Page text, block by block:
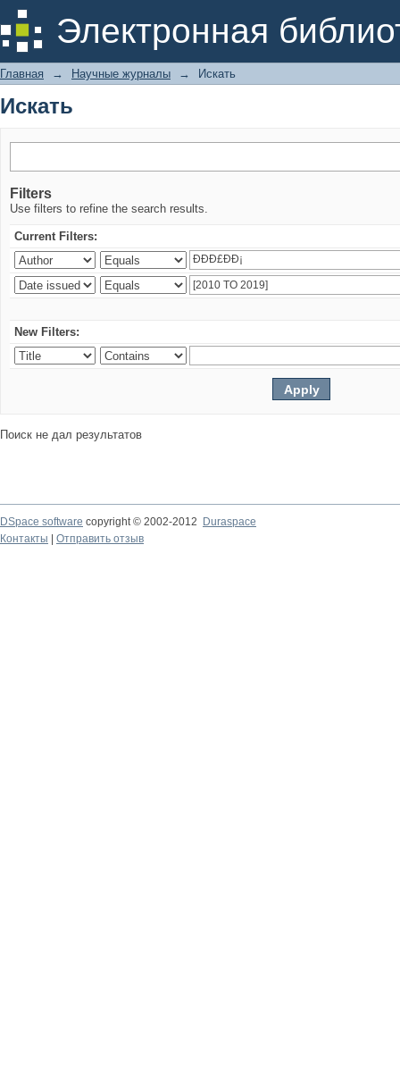
Электронная
Искать
Главная → Научные журналы → Искать
Искать
Filters
Use filters to refine the search results.
Current Filters:
New Filters:
Поиск не дал результатов
DSpace software copyright © 2002-2012
Duraspace
Контакты
Отправить отзыв